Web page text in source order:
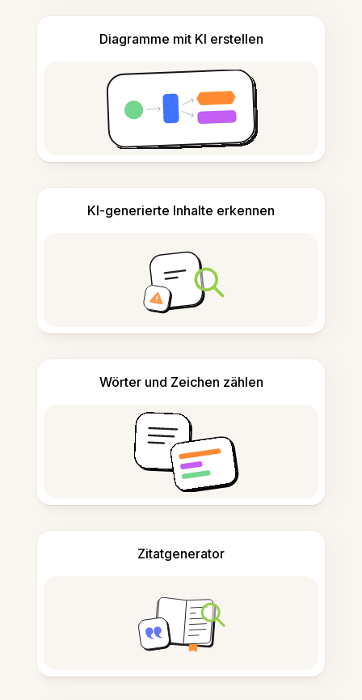
Diagramme mit KI erstellen
KI-generierte Inhalte erkennen
Wörter und Zeichen zählen
Zitatgenerator